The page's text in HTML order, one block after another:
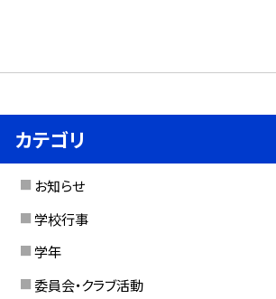
カテゴリ
お知らせ
学校行事
学年
委員会・クラブ活動